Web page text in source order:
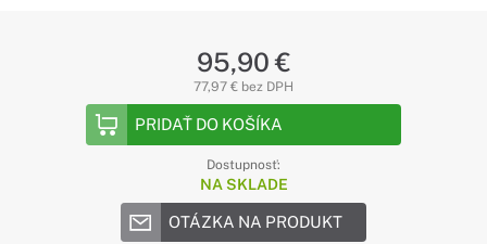
95,90 €
77,97 € bez DPH
PRIDAŤ DO KOŠÍKA
Dostupnosť:
NA SKLADE
OTÁZKA NA PRODUKT